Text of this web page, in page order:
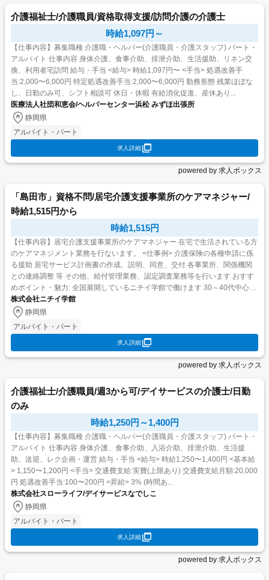
介護福祉士/介護職員/資格取得支援/訪問介護の介護士
時給1,097円～
【仕事内容】募集職種 介護職・ヘルパー(介護職員・介護スタッフ) パート・
アルバイト 仕事内容 身体介護、食事介助、排泄介助、生活援助、リネン交
換、利用者宅訪問 給与・手当 <給与> 時給1,097円〜 <手当> 処遇改善手
当:2,000〜6,000円 特定処遇改善手当:2,000〜6,000円 勤務形態 残業ほぼな
し、日勤のみ可、シフト相談可 休日・休暇 有給消化促進、産休あり...
医療法人社団和恵会/ヘルパーセンター浜松 みずほ出張所
静岡県
アルバイト・パート
求人詳細
powered by 求人ボックス
「島田市」資格不問/居宅介護支援事業所のケアマネジャー/
時給1,515円から
時給1,515円
【仕事内容】居宅介護支援事業所のケアマネジャー 在宅で生活されている方
のケアマネジメント業務を行ないます。 <仕事例> 介護保険の各種申請に係
る援助 居宅サービス計画書の作成、説明、同意、交付 各事業所、関係機関
との連絡調整 等 その他、給付管理業務、認定調査業務等を行います おすす
めポイント・魅力: 全国展開しているニチイ学館で働けます 30～40代中心に
活躍中! 研修制度が充実 ...
株式会社ニチイ学館
静岡県
アルバイト・パート
求人詳細
powered by 求人ボックス
介護福祉士/介護職員/週3から可/デイサービスの介護士/日勤
のみ
時給1,250円～1,400円
【仕事内容】募集職種 介護職・ヘルパー(介護職員・介護スタッフ) パート・
アルバイト 仕事内容 身体介護、食事介助、入浴介助、排泄介助、生活援
助、送迎、レク企画・運営 給与・手当 <給与> 時給1,250〜1,400円 <基本給
> 1,150〜1,200円 <手当> 交通費支給:実費(上限あり) 交通費支給月額:20,000
円 処遇改善手当:100〜200円 <昇給> 3% (時間あ...
株式会社スローライフ/デイサービスなでしこ
静岡県
アルバイト・パート
求人詳細
powered by 求人ボックス